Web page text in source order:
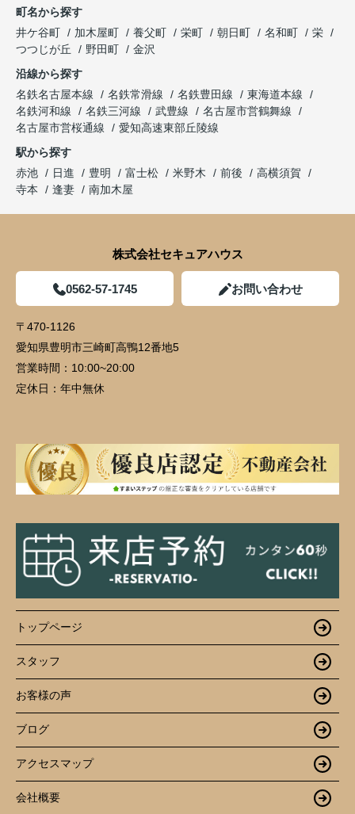
町名から探す
井ケ谷町
加木屋町 養父町 栄町 朝日町 名和町
栄
つつじが丘
野田町
金沢
沿線から探す
名鉄名古屋本線
名鉄常滑線 名鉄豊田線
東海道本線
名鉄河和線
名鉄三河線 武豊線
名古屋市営鶴舞線
名古屋市営桜通線
愛知高速東部丘陵線
駅から探す
赤池
日進 豊明 富士松 米野木 前後
高横須賀
寺本
逢妻 南加木屋
株式会社セキュアハウス
0562-57-1745 お問い合わせ
〒470-1126
愛知県豊明市三崎町高鴨12番地5
営業時間： 10:00~20:00
定休日： 年中無休
トップページ
スタッフ
お客様の声
ブログ
アクセスマップ
会社概要